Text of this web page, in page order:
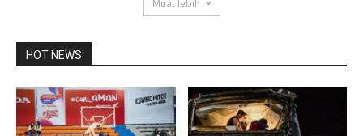
Muat lebih
HOT NEWS